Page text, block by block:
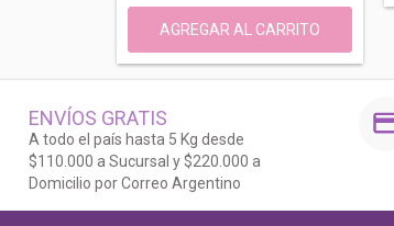
ENVÍOS GRATIS
A todo el país hasta 5 Kg desde
$110.000 a Sucursal y $220.000 a
Domicilio por Correo Argentino